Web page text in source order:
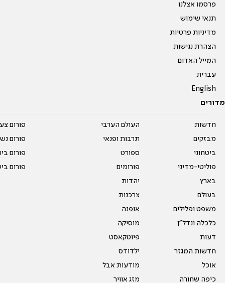
פרסמו אצלנו
תנאי שימוש
מדיניות פרטיות
הצהרת נגישות
המייל האדום
עברית
English
מדורים
חדשות
מבזקים
ביטחוני
פוליטי-מדיני
בארץ
בעולם
משפט ופלילים
כלכלה ונדל"ן
דעות
חדשות המגזר
אוכל
כיפה שחורה
העולם הערבי
תרבות ופנאי
ספורט
פורומים
יהדות
צרכנות
אופנה
מוסיקה
פיוטקאסט
ילדודס
מודעות אבל
מזג אוויר
פורום
פורום
פורום
פורום